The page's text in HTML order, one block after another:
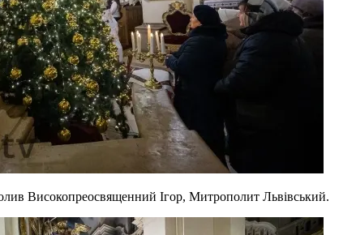
Високопреосвященний Ігор, Митрополит Львівський.